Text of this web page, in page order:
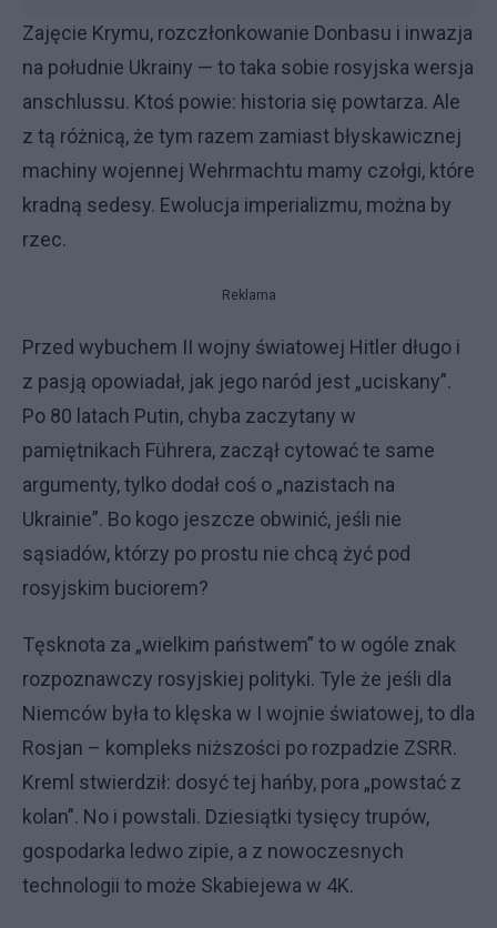
Zajęcie Krymu, rozczłonkowanie Donbasu i inwazja
na południe Ukrainy — to taka sobie rosyjska wersja
anschlussu. Ktoś powie: historia się powtarza. Ale
z tą różnicą, że tym razem zamiast błyskawicznej
machiny wojennej Wehrmachtu mamy czołgi, które
kradną sedesy. Ewolucja imperializmu, można by
rzec.
Reklama
Przed wybuchem II wojny światowej Hitler długo i
z pasją opowiadał, jak jego naród jest „uciskany”.
Po 80 latach Putin, chyba zaczytany w
pamiętnikach Führera, zaczął cytować te same
argumenty, tylko dodał coś o „nazistach na
Ukrainie”. Bo kogo jeszcze obwinić, jeśli nie
sąsiadów, którzy po prostu nie chcą żyć pod
rosyjskim buciorem?
Tęsknota za „wielkim państwem” to w ogóle znak
rozpoznawczy rosyjskiej polityki. Tyle że jeśli dla
Niemców była to klęska w I wojnie światowej, to dla
Rosjan – kompleks niższości po rozpadzie ZSRR.
Kreml stwierdził: dosyć tej hańby, pora „powstać z
kolan”. No i powstali. Dziesiątki tysięcy trupów,
gospodarka ledwo zipie, a z nowoczesnych
technologii to może Skabiejewa w 4K.